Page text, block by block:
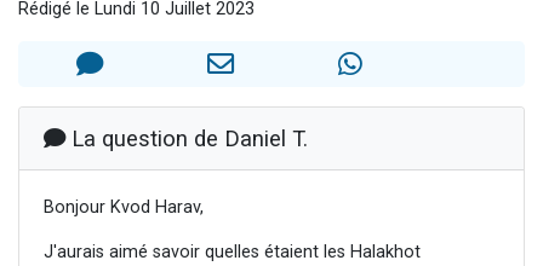
4 personnes viennent de faire un don pour Reloger Rivka, 6 enfants, victime de violences...
3 nouvelles musiques dans Torah-Box Music
Rédigé le Lundi 10 Juillet 2023
La question de Daniel T.
Bonjour Kvod Harav,
J'aurais aimé savoir quelles étaient les Halakhot